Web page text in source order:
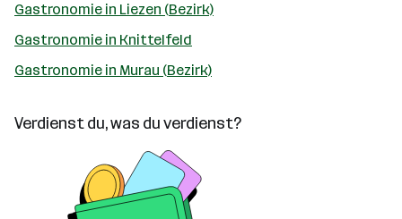
Gastronomie in Liezen (Bezirk)
Gastronomie in Knittelfeld
Gastronomie in Murau (Bezirk)
Verdienst du, was du verdienst?